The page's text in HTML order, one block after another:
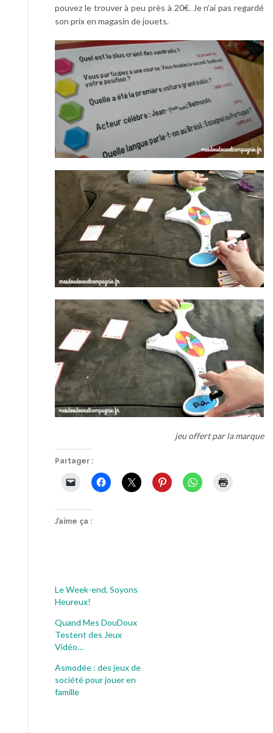
pouvez le trouver à peu près à 20€. Je n’ai pas regardé
son prix en magasin de jouets.
jeu offert par la marque
Partager :
J’aime ça :
Le Week-end, Soyons
Heureux!
Quand Mes DouDoux
Testent des Jeux
Vidéo…
Asmodée : des jeux de
société pour jouer en
famille